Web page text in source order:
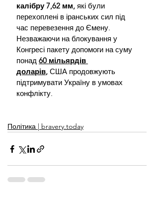
калібру 7,62 мм, які були
перехоплені в іранських сил під
час перевезення до Ємену.
Незважаючи на блокування у
Конгресі пакету допомоги на суму
понад 60 мільярдів
доларів, США продовжують
підтримувати Україну в умовах
конфлікту.
Політика | bravery.today